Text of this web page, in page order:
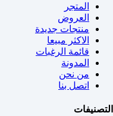
المتجر
العروض
منتجات جديدة
الاكثر مبيعا
قائمة الرغبات
المدونة
من نحن
اتصل بنا
التصنيفات